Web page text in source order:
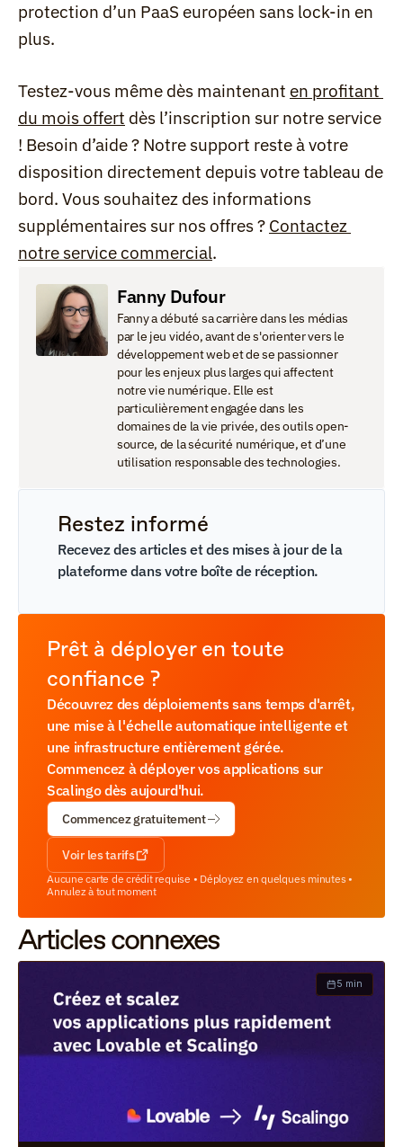
protection d’un PaaS européen sans lock-in en
plus.
Testez-vous même dès maintenant en profitant
du mois offert dès l’inscription sur notre service
! Besoin d’aide ? Notre support reste à votre
disposition directement depuis votre tableau de
bord. Vous souhaitez des informations
supplémentaires sur nos offres ? Contactez
notre service commercial.
Fanny Dufour
Fanny a débuté sa carrière dans les médias
par le jeu vidéo, avant de s'orienter vers le
développement web et de se passionner
pour les enjeux plus larges qui affectent
notre vie numérique. Elle est
particulièrement engagée dans les
domaines de la vie privée, des outils open-
source, de la sécurité numérique, et d’une
utilisation responsable des technologies.
Restez informé
Recevez des articles et des mises à jour de la
plateforme dans votre boîte de réception.
Prêt à déployer en toute
confiance ?
Découvrez des déploiements sans temps d'arrêt,
une mise à l'échelle automatique intelligente et
une infrastructure entièrement gérée.
Commencez à déployer vos applications sur
Scalingo dès aujourd'hui.
Commencez gratuitement
Voir les tarifs
Aucune carte de crédit requise • Déployez en quelques minutes •
Annulez à tout moment
Articles connexes
5 min